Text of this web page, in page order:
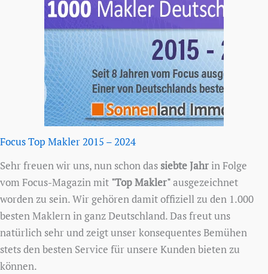
Focus Top Makler 2015 – 2024
Sehr freuen wir uns, nun schon das siebte Jahr in Folge
vom Focus-Magazin mit "Top Makler"ausgezeichnet
worden zu sein. Wir gehören damit offiziell zu den 1.000
besten Maklern in ganz Deutschland. Das freut uns
natürlich sehr und zeigt unser konsequentes Bemühen
stets den besten Service für unsere Kunden bieten zu
können.